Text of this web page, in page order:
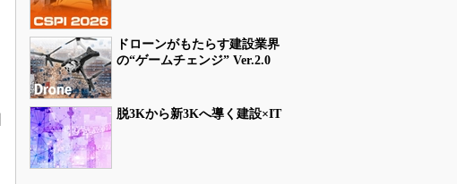
ドローンがもたらす建設業界
の“ゲームチェンジ” Ver.2.0
脱3Kから新3Kへ導く建設×IT